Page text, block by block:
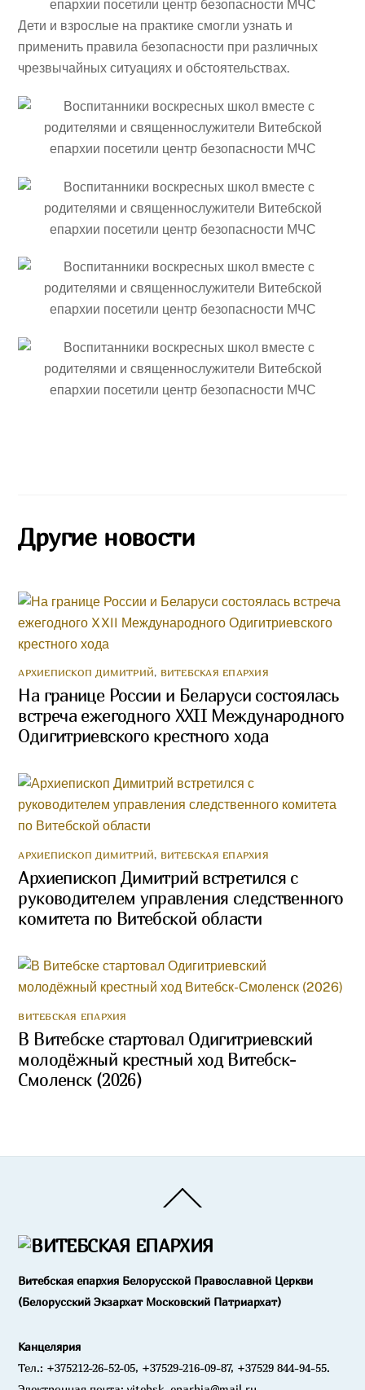
Дети и взрослые на практике смогли узнать и
применить правила безопасности при различных
чрезвычайных ситуациях и обстоятельствах.
Другие новости
АРХИЕПИСКОП ДИМИТРИЙ, ВИТЕБСКАЯ ЕПАРХИЯ
На границе России и Беларуси состоялась
встреча ежегодного XXII Международного
Одигитриевского крестного хода
АРХИЕПИСКОП ДИМИТРИЙ, ВИТЕБСКАЯ ЕПАРХИЯ
Архиепископ Димитрий встретился с
руководителем управления следственного
комитета по Витебской области
ВИТЕБСКАЯ ЕПАРХИЯ
В Витебске стартовал Одигитриевский
молодёжный крестный ход Витебск-
Смоленск (2026)
To
Витебская епархия Белорусской Православной Церкви
(Белорусский Экзархат Московский Патриархат)
Канцелярия
Тел.: +375212-26-52-05, +37529-216-09-87, +37529 844-94-55.